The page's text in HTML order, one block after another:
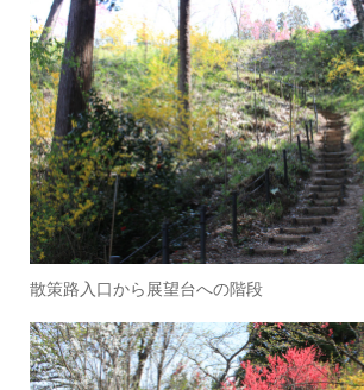
散策路入口から展望台への階段